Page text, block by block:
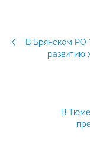
В Брянском
развитию
В